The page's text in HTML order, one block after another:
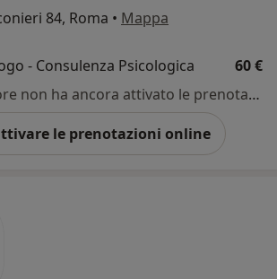
84, Roma • Mappa
- Consulenza Psicologica
60 €
Questo dottore non ha ancora attivato le prenotazioni online presso questo indirizzo.
le prenotazioni online